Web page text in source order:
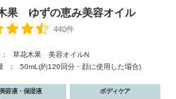
果 ゆずの恵み美容オイル
440件
: 草花木果 美容オイルN
約120回分・顔に使用した場合)
美容液・保湿液 ボディケア